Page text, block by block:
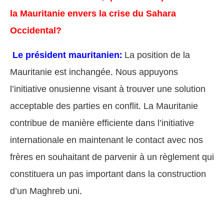
la Mauritanie envers la crise du Sahara
Occidental?
Le président mauritanien:La position de la
Mauritanie est inchangée. Nous appuyons
l’initiative onusienne visant à trouver une solution
acceptable des parties en conflit. La Mauritanie
contribue de manière efficiente dans l’initiative
internationale en maintenant le contact avec nos
frères en souhaitant de parvenir à un règlement qui
constituera un pas important dans la construction
d’un Maghreb uni.